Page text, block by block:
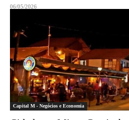
06/05/2026
Capital M - Negócios e Economia